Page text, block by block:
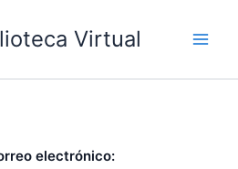
Virtual
electrónico: